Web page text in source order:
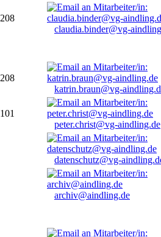
208
claudia.binder@vg-
208
katrin.braun@vg-
101
peter.christ@vg-aindling.de
datenschutz@vg-
archiv@aindling.de